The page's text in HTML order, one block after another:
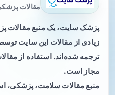
مقالات
پزشک سایت، یک منبع
زیادی از مقالات این سایت
ترجمه شده‌اند. استفاده از
مجاز است.
منبع مقالات سلامت، پزشکی،